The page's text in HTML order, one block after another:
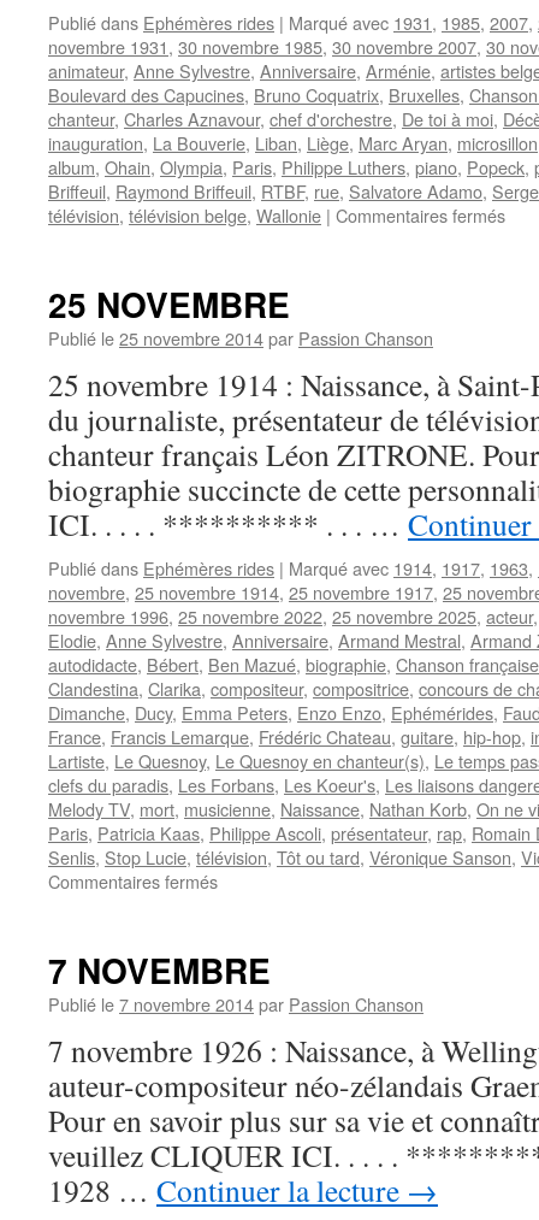
Publié dans Ephémères rides | Marqué avec 1931, 1985, 2007,
novembre 1931, 30 novembre 1985, 30 novembre 2007, 30
animateur, Anne Sylvestre, Anniversaire, Arménie, artistes
Boulevard des Capucines, Bruno Coquatrix, Bruxelles,
chanteur, Charles Aznavour, chef d'orchestre, De toi à moi,
inauguration, La Bouverie, Liban, Liège, Marc Aryan, microsillon
album, Ohain, Olympia, Paris, Philippe Luthers, piano, Popeck,
Briffeuil, Raymond Briffeuil, RTBF, rue, Salvatore Adamo,
télévision, télévision belge, Wallonie | Commentaires ferméssur
25 NOVEMBRE
Publié le25 novembre 2014par Passion Chanson
25 novembre 1914 : Naissance, à
du journaliste, présentateur de
chanteur français Léon ZITRONE.
biographie succincte de cette
ICI. . . . . ********** . . . …
Publié dans Ephémères rides | Marqué avec 1914, 1917, 1963,
novembre, 25 novembre 1914, 25 novembre 1917, 25
novembre 1996, 25 novembre 2022, 25 novembre 2025, acteur
Elodie, Anne Sylvestre, Anniversaire, Armand Mestral, Armand
autodidacte, Bébert, Ben Mazué, biographie, Chanson française
Clandestina, Clarika, compositeur, compositrice, concours de
Dimanche, Ducy, Emma Peters, Enzo Enzo, Ephémérides,
France, Francis Lemarque, Frédéric Chateau, guitare, hip-hop,
Lartiste, Le Quesnoy, Le Quesnoy en chanteur(s), Le temps
clefs du paradis, Les Forbans, Les Koeur's, Les liaisons
Melody TV, mort, musicienne, Naissance, Nathan Korb, On ne
Paris, Patricia Kaas, Philippe Ascoli, présentateur, rap, Romain
Senlis, Stop Lucie, télévision, Tôt ou tard, Véronique Sanson,
Commentaires ferméssur
7 NOVEMBRE
Publié le7 novembre 2014par Passion Chanson
7 novembre 1926 : Naissance, à
auteur-compositeur néo-zélandais
Pour en savoir plus sur sa vie et
veuillez CLIQUER ICI. . . . .
1928 … Continuer la lecture →